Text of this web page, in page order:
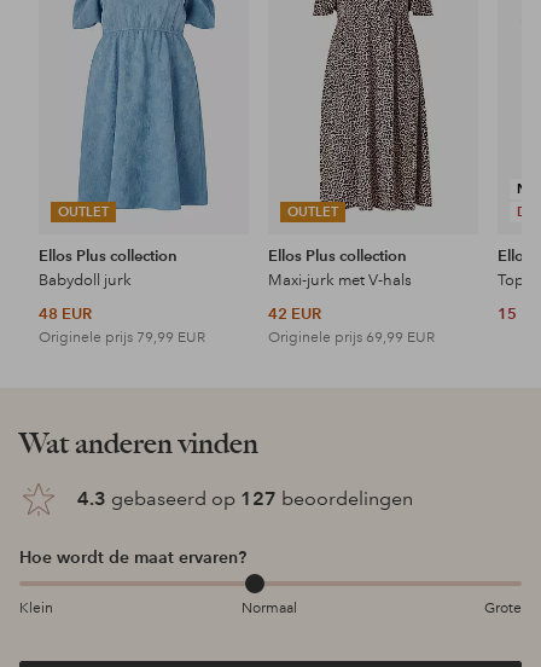
OUTLET
Ellos Plus collection
Babydoll jurk
48 EUR
Originele prijs 79,99 EUR
OUTLET
Ellos Plus collection
Maxi-jurk met V-hals
42 EUR
Originele prijs 69,99 EUR
Ellos
Topje
15
Wat anderen vinden
4.3 gebaseerd op 127 beoordelingen
Hoe wordt de maat ervaren?
Klein Normaal Grote